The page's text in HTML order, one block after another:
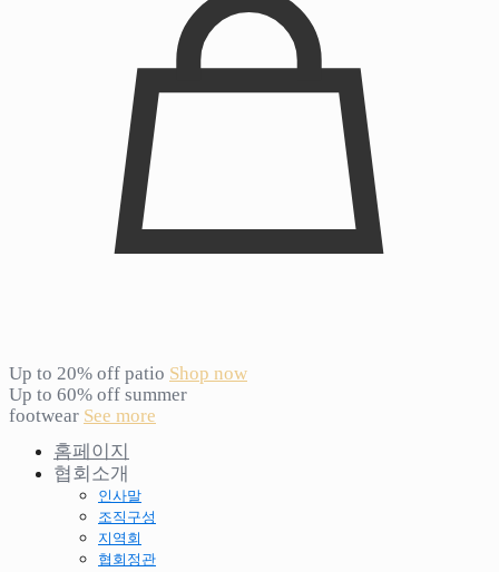
Up to 20% off patio Shop now
Up to 60% off summer
footwear See more
홈페이지
협회소개
인사말
조직구성
지역회
협회정관